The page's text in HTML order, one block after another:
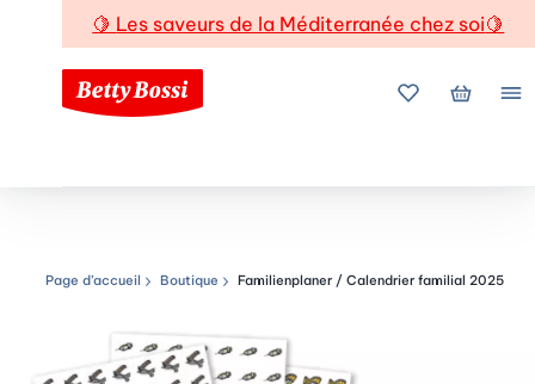
🍋 Les saveurs de la Méditerranée chez soi🍋
Mes favoris
Mon
Chemin de navigation
Page d’accueil Boutique Familienplaner / Calendrier familial 2025